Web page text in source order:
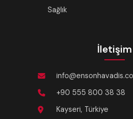
Sağlık
İletişim
+90 555 800 38 38
Kayseri, Türkiye